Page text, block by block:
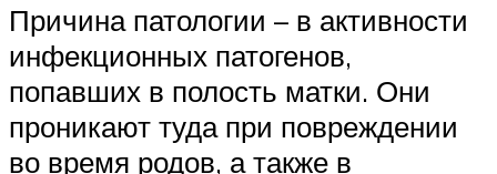
Причина патологии – в активности
инфекционных патогенов,
попавших в полость матки. Они
проникают туда при повреждении
во время родов, а также в